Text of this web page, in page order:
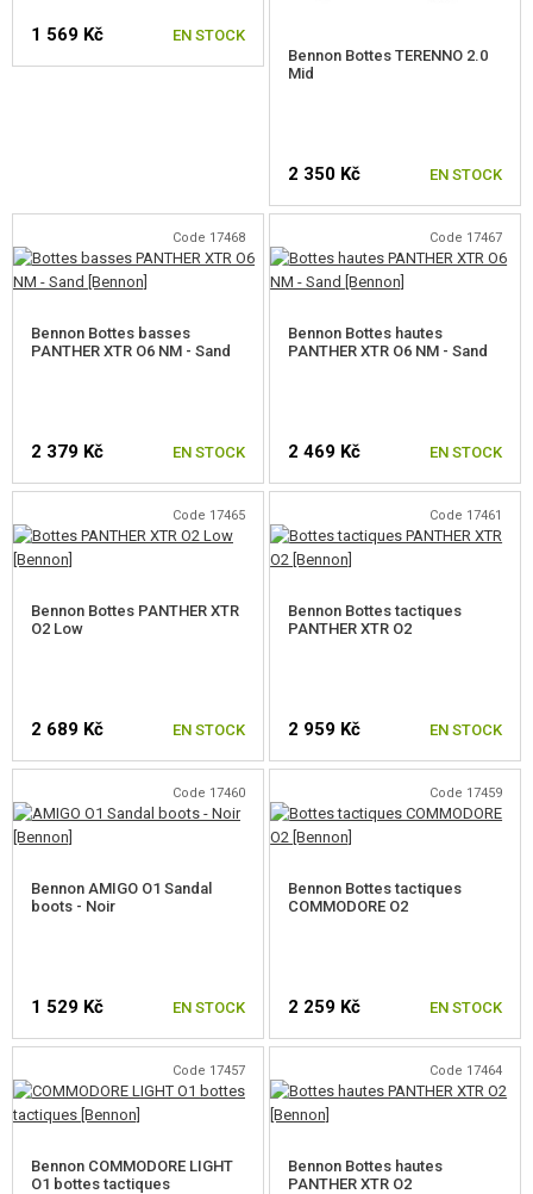
VESTES, PULLS
T-SHIRT, SWEATSHIRTS
SOUS-VETEMENTS ET THERMIQUES
CHAUSSETTES
CHAUSSURES, SEMELLES, IMPERMÉABILISATION
ACCESSOIRES POUR BOTTES
EQUIPEMENT
JEUX DE CONSTRUCTION, MAQUETTES
ARTICLES PROMOTIONNELS
NOUVEAUTÉS
1 569 Kč EN STOCK
Bennon Bottes TERENNO 2.0
Mid
2 350 Kč EN STOCK
CHOISIR UNE TAILLE
Code 17468
Bennon Bottes basses
PANTHER XTR O6 NM - Sand
2 379 Kč EN STOCK
CHOISIR UNE TAILLE
Code 17467
Bennon Bottes hautes
PANTHER XTR O6 NM - Sand
2 469 Kč EN STOCK
CHOISIR UNE TAILLE
Code 17465
Bennon Bottes PANTHER XTR
O2 Low
2 689 Kč EN STOCK
CHOISIR UNE TAILLE
Code 17461
Bennon Bottes tactiques
PANTHER XTR O2
2 959 Kč EN STOCK
CHOISIR UNE TAILLE
Code 17460
Bennon AMIGO O1 Sandal
boots - Noir
1 529 Kč EN STOCK
CHOISIR UNE TAILLE
Code 17459
Bennon Bottes tactiques
COMMODORE O2
2 259 Kč EN STOCK
CHOISIR UNE TAILLE
Code 17457
Bennon COMMODORE LIGHT
O1 bottes tactiques
Code 17464
Bennon Bottes hautes
PANTHER XTR O2